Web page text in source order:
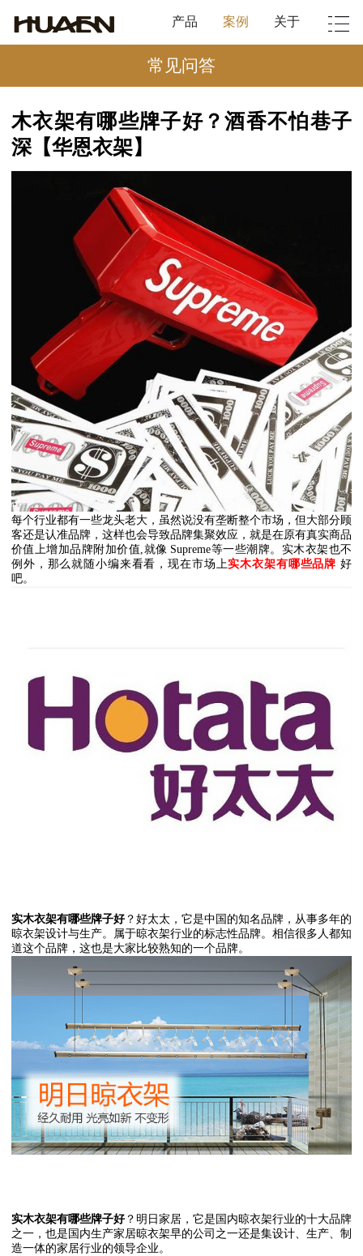
产品 案例 关于
常见问答
木衣架有哪些牌子好？酒香不怕巷子
深【华恩衣架】
每个行业都有一些龙头老大，虽然说没有垄断整个市场，但大部分顾
客还是认准品牌，这样也会导致品牌集聚效应，就是在原有真实商品
价值上增加品牌附加价值 就像 Supreme等一些潮牌。实木衣架也不
例外，那么就随小编来看看，现在市场上实木衣架有哪些品牌 好
吧。
实木衣架有哪些牌子好？好太太，它是中国的知名品牌，从事多年的
晾衣架设计与生产。属于晾衣架行业的标志性品牌。相信很多人都知
道这个品牌，这也是大家比较熟知的一个品牌。
实木衣架有哪些牌子好？明日家居，它是国内晾衣架行业的十大品牌
之一，也是国内生产家居晾衣架早的公司之一还是集设计、生产、制
造一体的家居行业的领导企业。